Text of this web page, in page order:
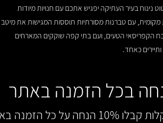
נינוח בעיר העתיקה יפגיש אתכם עם חנויות מיודות
מקומית, עם טברנות מסורתיות תוססות המגישות את מיטב
הקפריסאי הטעים, ועם בתי קפה שוקקים המארחים
כאחד.
בכל הזמנה באתר
על כל הזמנה באתר.